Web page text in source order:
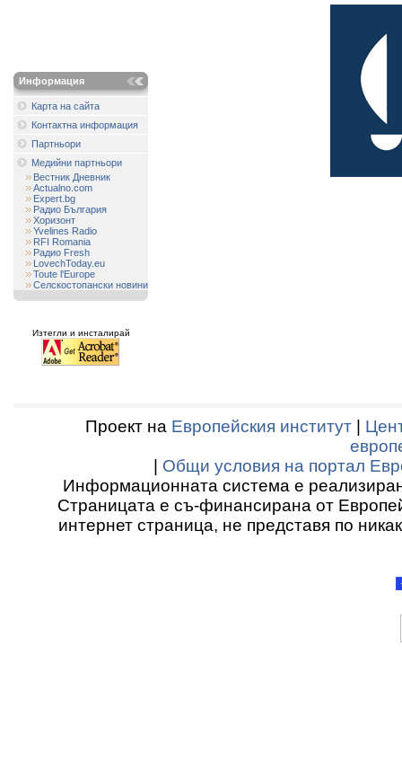
Информация
Карта на сайта
Контактна информация
Партньори
Медийни партньори
Вестник Дневник
Actualno.com
Expert.bg
Радио България
Хоризонт
Yvelines Radio
RFI Romania
Радио Fresh
LovechToday.eu
Toute l'Europe
Селскостопански новини
Изтегли и инсталирай
Проект на Европейския институт
Общи условия на портал
Информационната система е
Страницата е съ-финансирана от
интернет страница, не представя по